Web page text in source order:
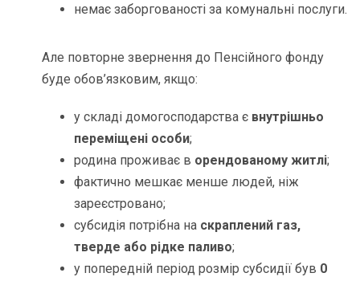
немає заборгованості за комунальні послуги.
Але повторне звернення до Пенсійного фонду
буде обов’язковим, якщо:
у складі домогосподарства є внутрішньо
переміщені особи;
родина проживає в орендованому житлі;
фактично мешкає менше людей, ніж
зареєстровано;
субсидія потрібна на скраплений газ,
тверде або рідке паливо;
у попередній період розмір субсидії був 0